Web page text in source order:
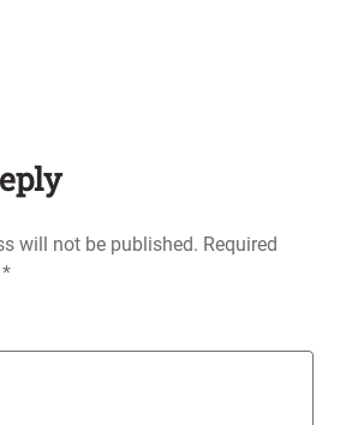
will not be published. Required
*